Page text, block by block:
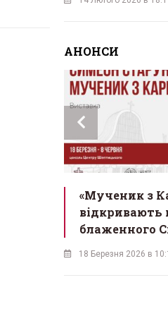
АНОНСИ
«Мученик з
відкривають
блаженного
18 Березня 2026 в